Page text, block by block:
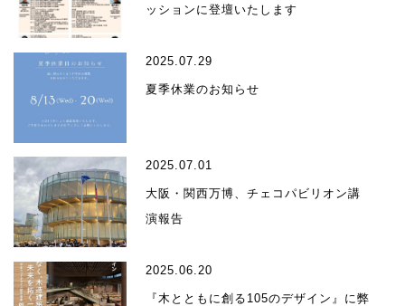
ッションに登壇いたします
2025.07.29
夏季休業のお知らせ
2025.07.01
大阪・関西万博、チェコパビリオン講
演報告
2025.06.20
『木とともに創る105のデザイン』に弊